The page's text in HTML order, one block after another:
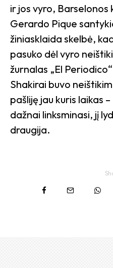
ir jos vyro,
Gerardo Pique
žiniasklaida skelbė,
pasuko dėl vyro
žurnalas „El
Shakirai buvo
pašliję jau kuris laikas
dažnai linksminasi, jį
draugija.